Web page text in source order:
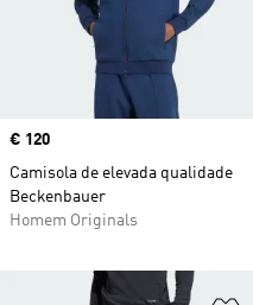
Price
€ 120
Camisola de elevada qualidade
Beckenbauer
Homem Originals